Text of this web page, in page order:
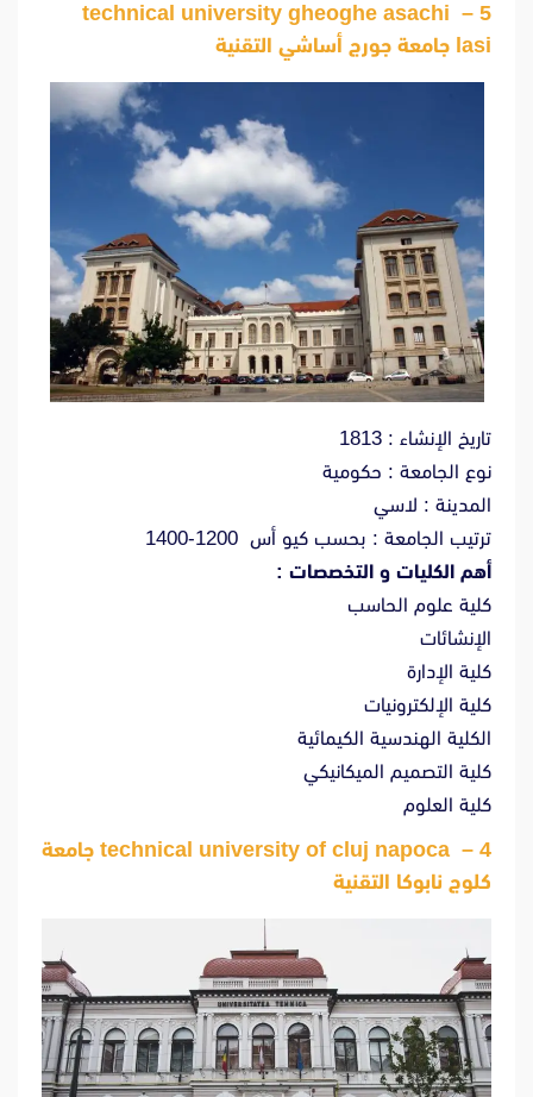
5 –
technical university gheoghe asachi
lasi جامعة جورج أساشي التقنية
تاريخ الإنشاء : 1813
نوع الجامعة : حكومية
المدينة : لاسي
ترتيب الجامعة : بحسب كيو أس 1200-1400
أهم الكليات و التخصصات :
كلية علوم الحاسب
الإنشائات
كلية الإدارة
كلية الإلكترونيات
الكلية الهندسية الكيمائية
كلية التصميم الميكانيكي
كلية العلوم
4 – technical university of cluj napoca جامعة
كلوج نابوكا التقنية